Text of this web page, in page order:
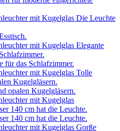
für das Schlafzimmer.
opalen Kugelgläsern.
140 cm hat die Leuchte.